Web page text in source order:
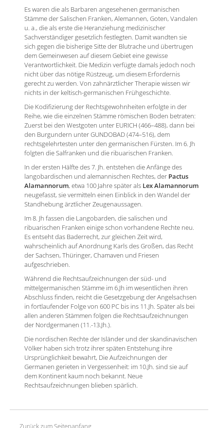
Es waren die als Barbaren angesehenen germanischen
Stämme der Salischen Franken, Alemannen, Goten, Vandalen
u. a., die als erste die Heranziehung medizinischer
Sachverständiger gesetzlich festlegten. Damit wandten sie
sich gegen die bisherige Sitte der Blutrache und übertrugen
dem Gemeinwesen auf diesem Gebiet eine gewisse
Verantwortlichkeit. Die Medizin verfügte damals jedoch noch
nicht über das nötige Rüstzeug, um diesem Erfordernis
gerecht zu werden. Von zahnärztlicher Therapie wissen wir
nichts in der keltisch-germanischen Frühgeschichte.
Die Kodifizierung der Rechtsgewohnheiten erfolgte in der
Reihe, wie die einzelnen Stämme römischen Boden betraten:
Zuerst bei den Westgoten unter EURICH (466–488), dann bei
den Burgundern unter GUNDOBAD (474–516), dem
rechtsgelehrtesten unter den germanischen Fürsten. Im 6. Jh
folgten die Salfranken und die ribuarischen Franken.
In der ersten Hälfte des 7. Jh. entstehen die Anfänge des
langobardischen und alemannischen Rechtes, der Pactus
Alamannorum, etwa 100 Jahre später als Lex Alamannorum
neugefasst, sie vermitteln einen Einblick in den Wandel der
Standhebung ärztlicher Zeugenaussagen.
Im 8. Jh fassen die Langobarden, die salischen und
ribuarischen Franken einige schon vorhandene Rechte neu.
Es entseht das Baderrecht, zur gleichen Zeit wird,
wahrscheinlich auf Anordnung Karls des Großen, das Recht
der Sachsen, Thüringer, Chamaven und Friesen
aufgeschrieben.
Während die Rechtsaufzeichnungen der süd- und
mittelgermanischen Stämme im 6.Jh im wesentlichen ihren
Abschluss finden, reicht die Gesetzgebung der Angelsachsen
in fortlaufender Folge von 600 PC bis ins 11.Jh. Später als bei
allen anderen Stämmen folgen die Rechtsaufzeichnungen
der Nordgermanen (11.-13.Jh.).
Die nordischen Rechte der Isländer und der skandinavischen
Völker haben sich trotz ihrer späten Entstehung ihre
Ursprünglichkeit bewahrt, Die Aufzeichnungen der
Germanen gerieten in Vergessenheit: im 10.Jh. sind sie auf
dem Kontinent kaum noch bekannt. Neue
Rechtsaufzeichnungen blieben spärlich.
Zurück zum Seitenanfang